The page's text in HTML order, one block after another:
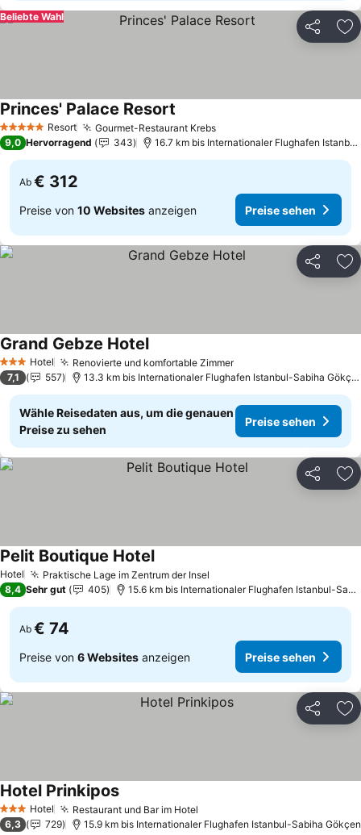
Teilen
Beliebte Wahl
5 Sterne Resort Gourmet-Restaurant KrebsPreise sehen
Princes' Palace Resort
9,0 Hervorragend 343 16.7 km bis Internationaler Flughafen
Ab € 312
Preise von 10 Websites anzeigen Preise sehen
Teilen
3 SterneHotel Renovierte und komfortable ZimmerPreise sehen
Grand Gebze HotelPreise sehen
7,1 557 13.3 km bis Internationaler Flughafen Istanbul-Sabiha
Wähle Reisedaten aus, um die genauen
Preise zu sehen
Preise sehen
Teilen
Hotel Praktische Lage im Zentrum der Insel
Pelit Boutique HotelPreise sehen
8,4 Sehr gut 405 15.6 km bis Internationaler Flughafen Istanbul-
Ab € 74
Preise von 6 Websites anzeigen Preise sehen
Teilen
3 SterneHotel Restaurant und Bar im Hotel
Hotel PrinkiposPreise sehen
6,3 729 15.9 km bis Internationaler Flughafen Istanbul-Sabiha Gökçen